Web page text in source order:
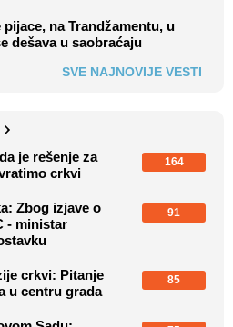
na Trandžamentu, u
dešava u saobraćaju
SVE NAJNOVIJE VESTI
je rešenje za
crkvi
164
Zbog izjave o
- ministar
91
crkvi: Pitanje
u centru grada
85